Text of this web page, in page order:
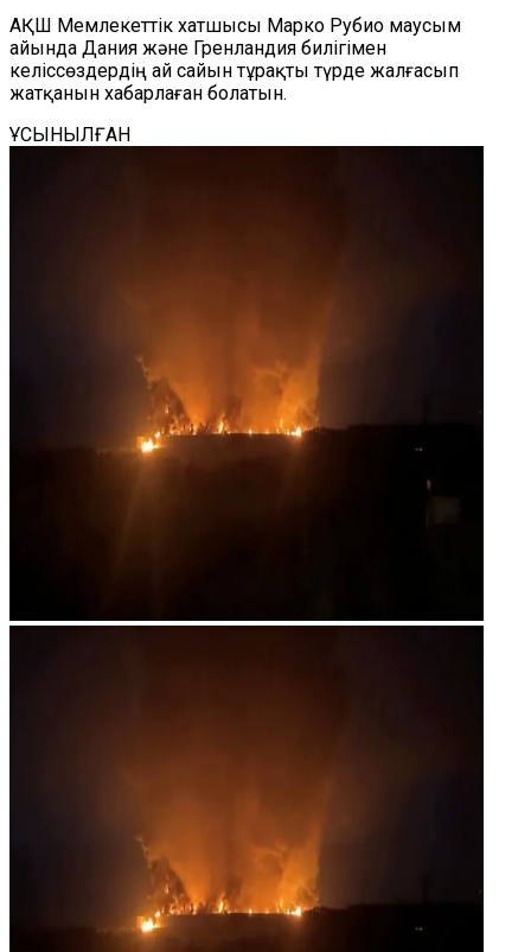
АҚШ Мемлекеттік хатшысы Марко Рубио маусым
айында Дания және Гренландия билігімен
келіссөздердің ай сайын тұрақты түрде жалғасып
жатқанын хабарлаған болатын.
ҰСЫНЫЛҒАН